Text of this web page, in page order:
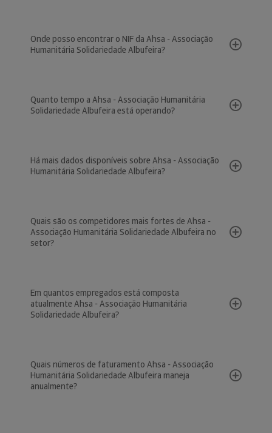
Onde posso encontrar o NIF da Ahsa - Associação
Humanitária Solidariedade Albufeira?
Quanto tempo a Ahsa - Associação Humanitária
Solidariedade Albufeira está operando?
Há mais dados disponíveis sobre Ahsa - Associação
Humanitária Solidariedade Albufeira?
Quais são os competidores mais fortes de Ahsa -
Associação Humanitária Solidariedade Albufeira no
setor?
Em quantos empregados está composta
atualmente Ahsa - Associação Humanitária
Solidariedade Albufeira?
Quais números de faturamento Ahsa - Associação
Humanitária Solidariedade Albufeira maneja
anualmente?